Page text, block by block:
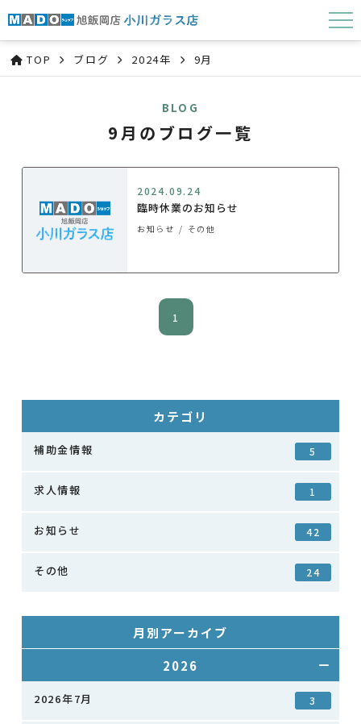
TOP ブログ 2024年 9月
BLOG
9月のブログ一覧
2024.09.24
臨時休業のお知らせ
お知らせ その他
1
カテゴリ
補助金情報 5
求人情報 1
お知らせ 42
その他 24
月別アーカイブ
2026
2026年7月 3